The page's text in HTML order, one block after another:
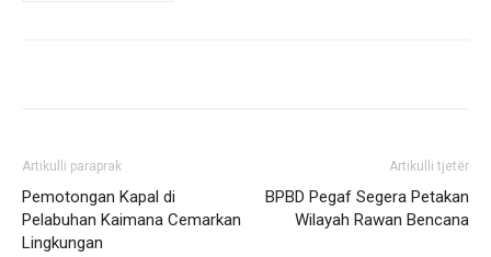
Artikulli paraprak
Pemotongan Kapal di
Pelabuhan Kaimana Cemarkan
Lingkungan
Artikulli tjetër
BPBD Pegaf Segera Petakan
Wilayah Rawan Bencana